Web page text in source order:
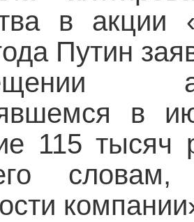
в акции
Путин
в
115 тысяч
словам,